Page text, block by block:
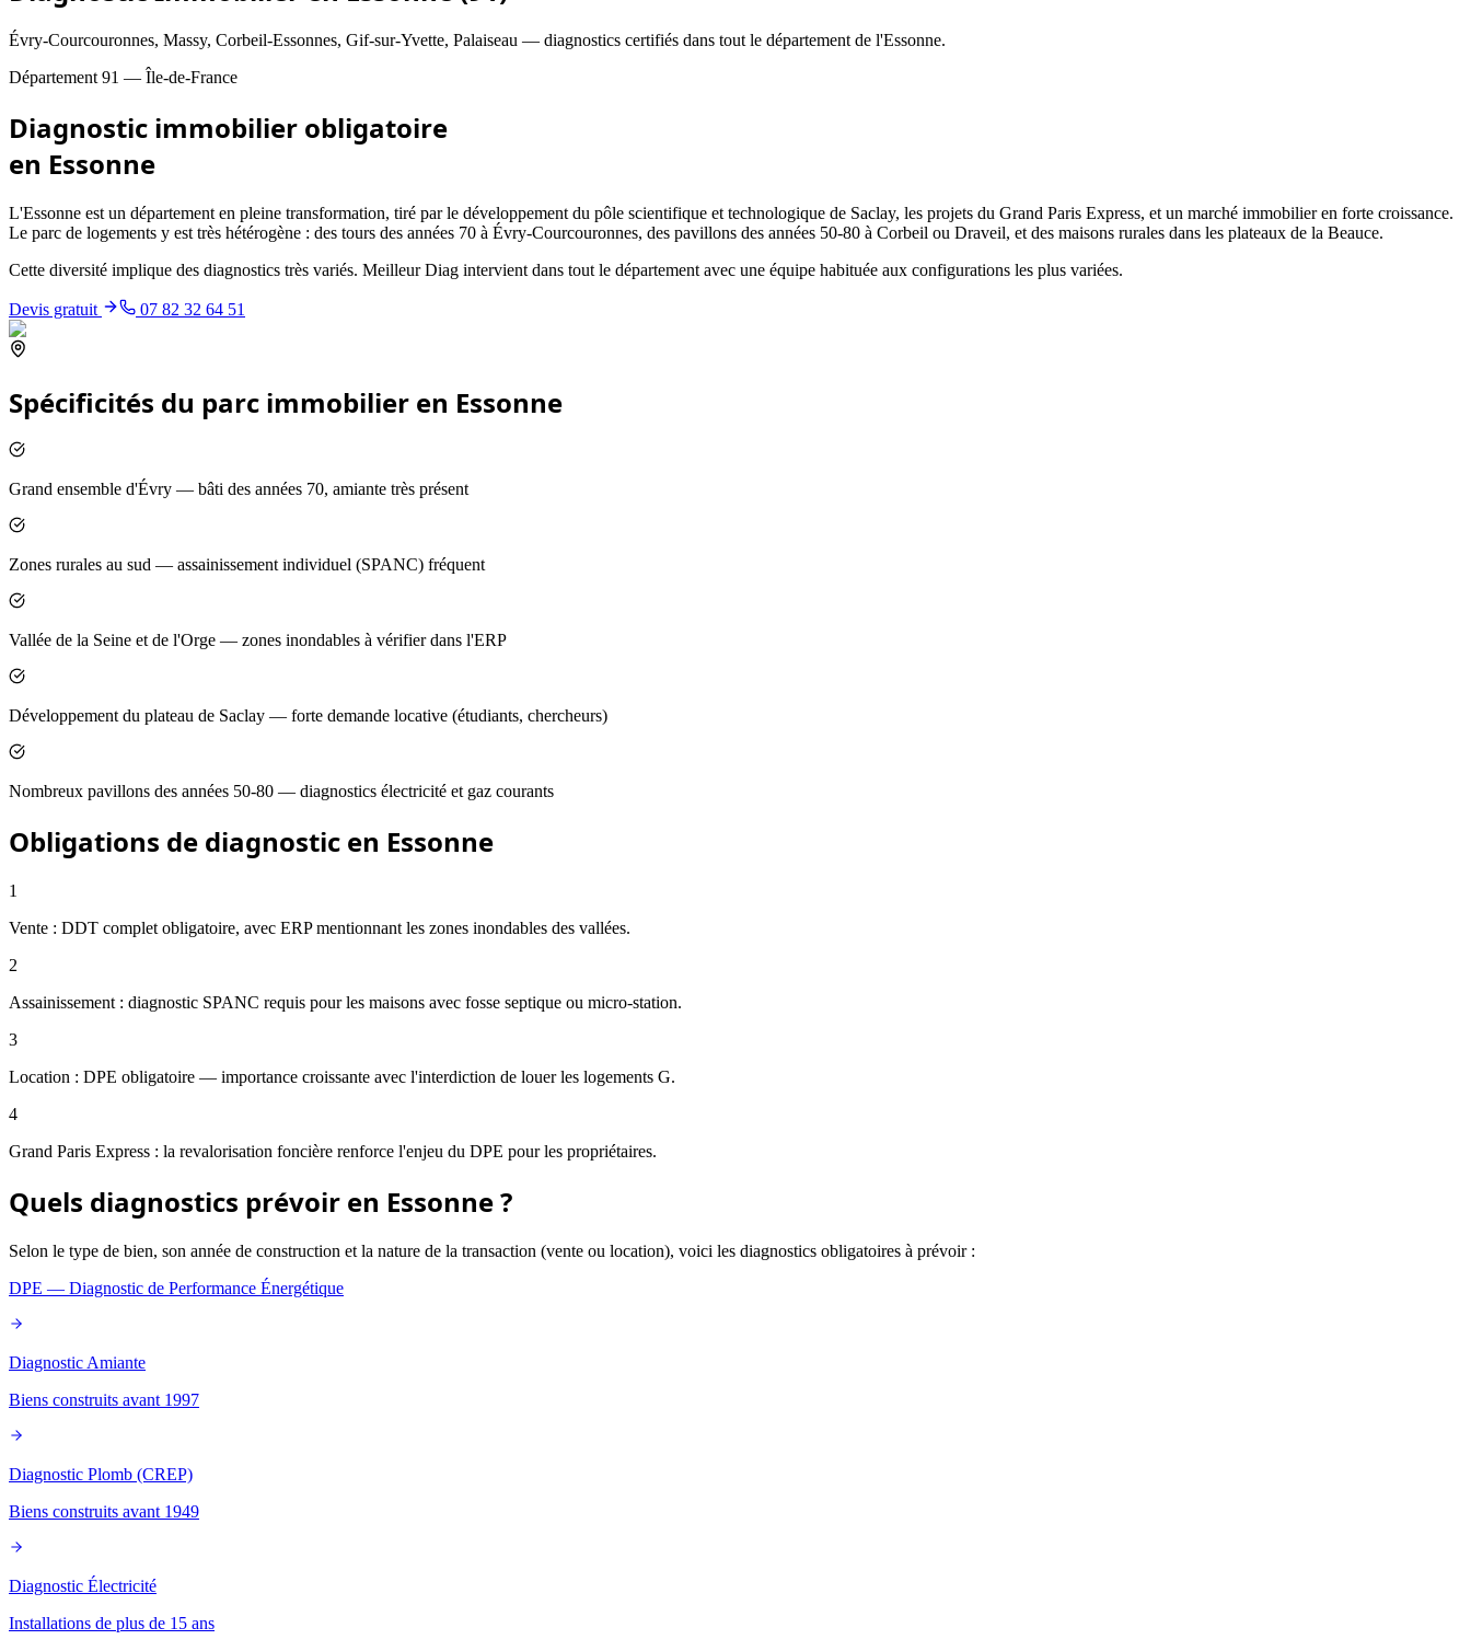
Évry-Courcouronnes, Massy, Corbeil-Essonnes, Gif-sur-Yvette, Palaiseau — diagnostics certifiés dans tout le département de l'Essonne.
Département 91 — Île-de-France
Diagnostic immobilier obligatoire
en Essonne
L'Essonne est un département en pleine transformation, tiré par le développement du pôle scientifique et technologique de Saclay, les projets du Grand Paris Express, et un marché immobilier en forte croissance.
Le parc de logements y est très hétérogène : des tours des années 70 à Évry-Courcouronnes, des pavillons des années 50-80 à Corbeil ou Draveil, et des maisons rurales dans les plateaux de la Beauce.
Cette diversité implique des diagnostics très variés. Meilleur Diag intervient dans tout le département avec une équipe habituée aux configurations les plus variées.
Devis gratuit 07 82 32 64 51
Spécificités du parc immobilier en Essonne
Grand ensemble d'Évry — bâti des années 70, amiante très présent
Zones rurales au sud — assainissement individuel (SPANC) fréquent
Vallée de la Seine et de l'Orge — zones inondables à vérifier dans l'ERP
Développement du plateau de Saclay — forte demande locative (étudiants, chercheurs)
Nombreux pavillons des années 50-80 — diagnostics électricité et gaz courants
Obligations de diagnostic en Essonne
1
Vente : DDT complet obligatoire, avec ERP mentionnant les zones inondables des vallées.
2
Assainissement : diagnostic SPANC requis pour les maisons avec fosse septique ou micro-station.
3
Location : DPE obligatoire — importance croissante avec l'interdiction de louer les logements G.
4
Grand Paris Express : la revalorisation foncière renforce l'enjeu du DPE pour les propriétaires.
Quels diagnostics prévoir en Essonne?
Selon le type de bien, son année de construction et la nature de la transaction (vente ou location), voici les diagnostics obligatoires à prévoir :
DPE — Diagnostic de Performance Énergétique
Diagnostic Amiante
Biens construits avant 1997
Diagnostic Plomb (CREP)
Biens construits avant 1949
Diagnostic Électricité
Installations de plus de 15 ans